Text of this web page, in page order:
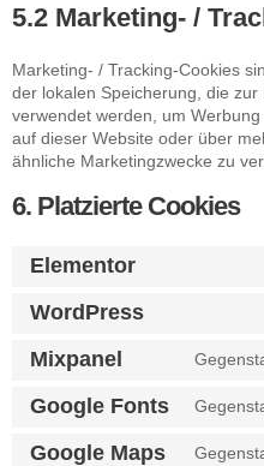
5.2 Marketing- /
Marketing- / Tracking-Cookies
der lokalen Speicherung, die
verwendet werden, um
auf dieser Website oder über
ähnliche Marketingzwecke zu
6. Platzierte Cookies
Elementor
WordPress
Mixpanel
Google Fonts
Google Maps